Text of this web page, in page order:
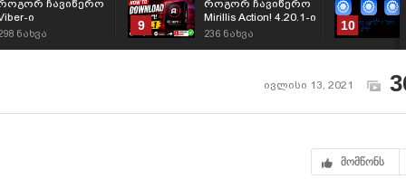
ჩავიწერო
ი
ნახვა
9
როგორ ჩავიწერო
Mirillis Action! 4.20.1-ი
236 ნახვა
10
ივლისი 13, 2021
მომწონს